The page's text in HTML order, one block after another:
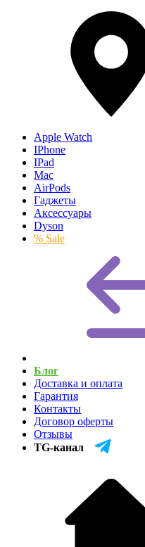
Apple Watch
IPhone
IPad
Mac
AirPods
Гаджеты
Аксессуары
Dyson
% Sale
Блог
Доставка и оплата
Гарантия
Контакты
Договор оферты
Отзывы
TG-канал